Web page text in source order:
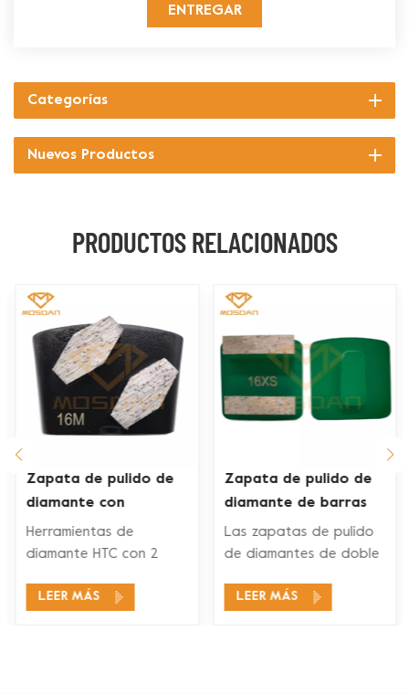
ENTREGAR
Categorías
Nuevos Productos
PRODUCTOS RELACIONADOS
Zapata de pulido de
diamante con
segmento de
hexágonos dobles Ez
Herramientas de
diamante HTC con 2
diamantes son
LEER MÁS
Zapata de pulido de
diamante de barras
dobles Husqvarna Redi
Lock para piso de
Las zapatas de pulido
de diamantes de doble
Redi Lock son
LEER MÁS